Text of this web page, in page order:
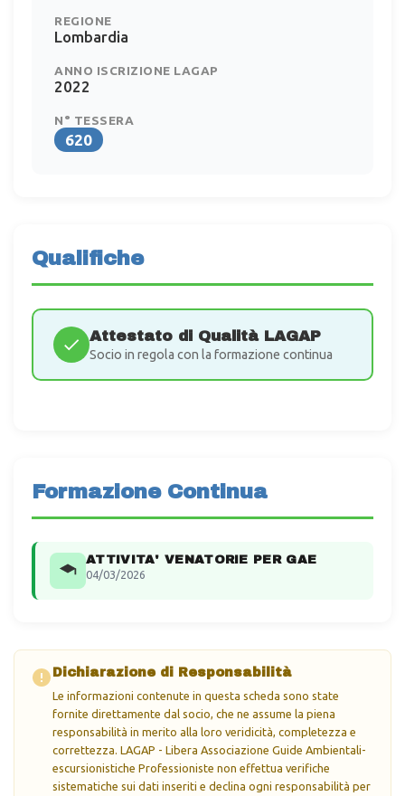
REGIONE
Lombardia
ANNO ISCRIZIONE LAGAP
2022
N° TESSERA
620
Qualifiche
Attestato di Qualità LAGAP
Socio in regola con la formazione continua
Formazione Continua
ATTIVITA' VENATORIE PER GAE
04/03/2026
Dichiarazione di Responsabilità
Le informazioni contenute in questa scheda sono state
fornite direttamente dal socio, che ne assume la piena
responsabilità in merito alla loro veridicità, completezza e
correttezza. LAGAP - Libera Associazione Guide Ambientali-
escursionistiche Professioniste non effettua verifiche
sistematiche sui dati inseriti e declina ogni responsabilità per